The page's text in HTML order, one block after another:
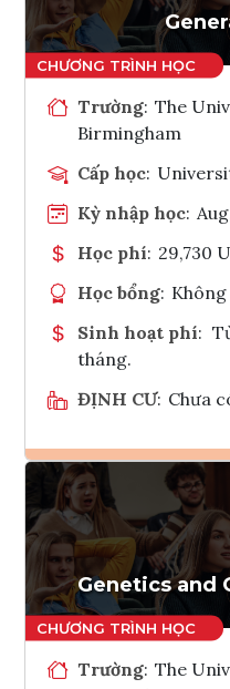
Trường: The
Birmingham
Cấp học:
Kỳ nhập học:
Học phí: 29,730
Học bổng: Không
Sinh hoạt phí:
tháng.
ĐỊNH CƯ: Chưa
Genetics and
Trường: The